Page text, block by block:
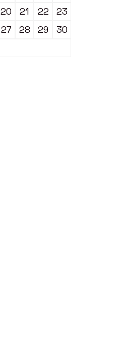
20 21 22
23
27 28 29
30